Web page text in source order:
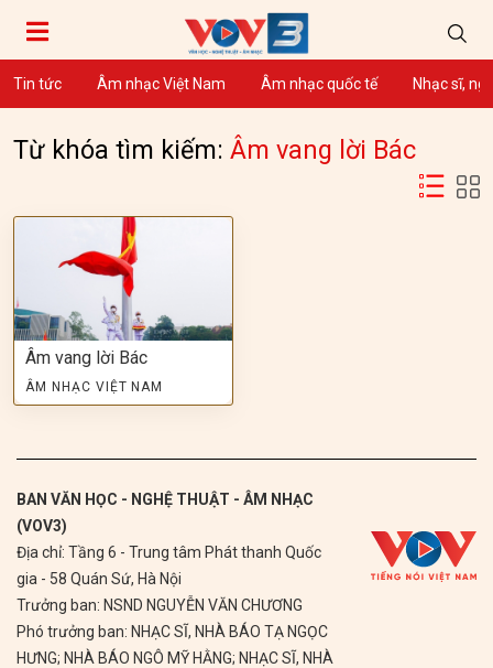
Tin tức Âm nhạc Việt Nam Âm nhạc quốc tế Nhạc sĩ,
Từ khóa tìm kiếm: Âm vang lời Bác
Âm vang lời Bác
ÂM NHẠC VIỆT NAM
BAN VĂN HỌC - NGHỆ THUẬT - ÂM NHẠC
(VOV3)
Địa chỉ: Tầng 6 - Trung tâm Phát thanh Quốc
gia - 58 Quán Sứ, Hà Nội
Trưởng ban: NSND NGUYỄN VĂN CHƯƠNG
Phó trưởng ban: NHẠC SĨ, NHÀ BÁO TẠ NGỌC
HƯNG; NHÀ BÁO NGÔ MỸ HẰNG; NHẠC SĨ, NHÀ